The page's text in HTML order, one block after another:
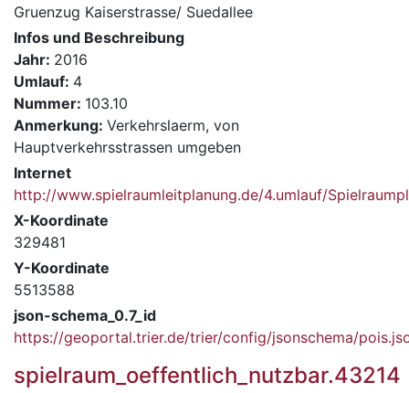
Gruenzug Kaiserstrasse/ Suedallee
Infos und Beschreibung
Jahr: 2016
Umlauf: 4
Nummer: 103.10
Anmerkung: Verkehrslaerm, von
Hauptverkehrsstrassen umgeben
Internet
http://www.spielraumleitplanung.de/4.umlauf/
X-Koordinate
329481
Y-Koordinate
5513588
json-schema_0.7_id
https://geoportal.trier.de/trier/config/jsonschema/
spielraum_oeffentlich_nutzbar.43214